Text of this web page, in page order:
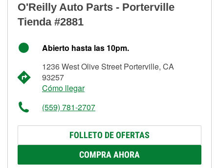
O'Reilly Auto Parts - Porterville
Tienda #2881
Abierto hasta las 10pm.
1236 West Olive Street Porterville, CA
93257
Cómo llegar
(559) 781-2707
FOLLETO DE OFERTAS
COMPRA AHORA